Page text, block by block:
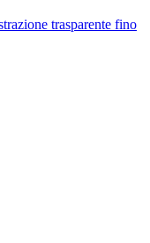
trasparente fino